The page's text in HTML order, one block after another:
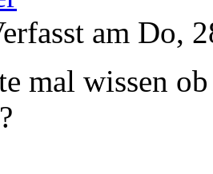
am Do,
mal wissen